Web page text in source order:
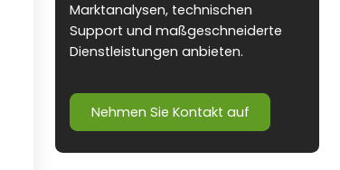
Marktanalysen, technischen
Support und maßgeschneiderte
Dienstleistungen anbieten.
Nehmen Sie Kontakt auf